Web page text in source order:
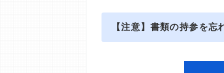
【注意】書類の持参を忘